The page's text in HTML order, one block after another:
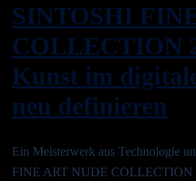
SINTOSHI
COLLECTION
Kunst im
neu definieren
Ein Meisterwerk aus Technologie
FINE ART NUDE COLLECTION